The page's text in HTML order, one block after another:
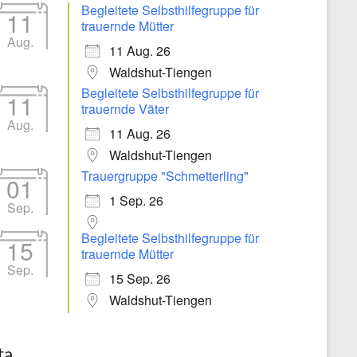
11
Aug.
Begleitete Selbsthilfegruppe für
trauernde Mütter
11 Aug. 26
Waldshut-Tiengen
11
Aug.
Begleitete Selbsthilfegruppe für
trauernde Väter
11 Aug. 26
Waldshut-Tiengen
01
Sep.
Trauergruppe "Schmetterling"
1 Sep. 26
15
Sep.
Begleitete Selbsthilfegruppe für
trauernde Mütter
15 Sep. 26
Waldshut-Tiengen